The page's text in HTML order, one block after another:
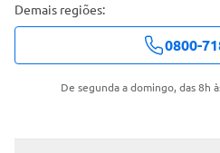
Demais regiões:
0800-
De segunda a domingo, das 8h